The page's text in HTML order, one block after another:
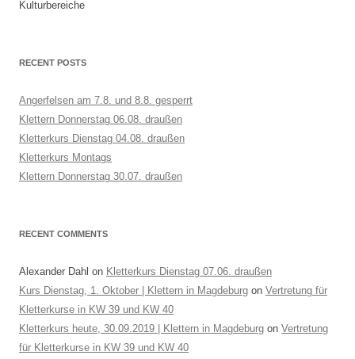
Kulturbereiche
RECENT POSTS
Angerfelsen am 7.8. und 8.8. gesperrt
Klettern Donnerstag 06.08. draußen
Kletterkurs Dienstag 04.08. draußen
Kletterkurs Montags
Klettern Donnerstag 30.07. draußen
RECENT COMMENTS
Alexander Dahl on Kletterkurs Dienstag 07.06. draußen
Kurs Dienstag, 1. Oktober | Klettern in Magdeburg on Vertretung für
Kletterkurse in KW 39 und KW 40
Kletterkurs heute, 30.09.2019 | Klettern in Magdeburg on Vertretung
für Kletterkurse in KW 39 und KW 40